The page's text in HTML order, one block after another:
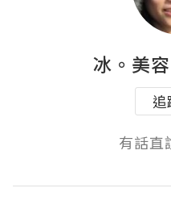
冰。美
追
有話直